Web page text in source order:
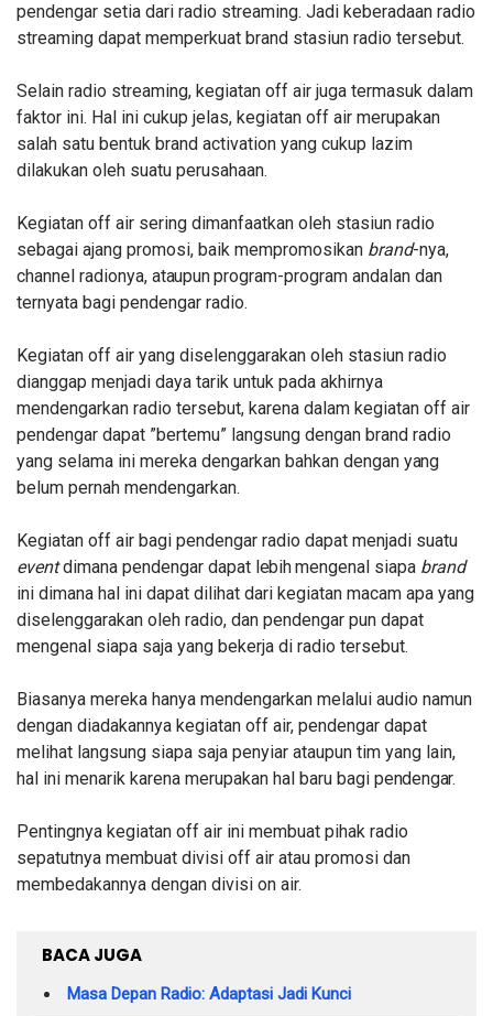
pendengar setia dari radio streaming. Jadi keberadaan radio
streaming dapat memperkuat brand stasiun radio tersebut.
Selain radio streaming, kegiatan off air juga termasuk dalam
faktor ini. Hal ini cukup jelas, kegiatan off air merupakan
salah satu bentuk brand activation yang cukup lazim
dilakukan oleh suatu perusahaan.
Kegiatan off air sering dimanfaatkan oleh stasiun radio
sebagai ajang promosi, baik mempromosikan brand-nya,
channel radionya, ataupunprogram-program andalan dan
ternyata bagi pendengar radio.
Kegiatan off air yang diselenggarakan oleh stasiun radio
dianggap menjadi daya tarik untuk pada akhirnya
mendengarkan radio tersebut, karena dalam kegiatan off air
pendengar dapat ”bertemu” langsung dengan brand radio
yang selama ini mereka dengarkan bahkan dengan yang
belum pernah mendengarkan.
Kegiatan off air bagi pendengar radio dapat menjadi suatu
eventdimana pendengar dapat lebihmengenal siapa brand
ini dimana hal ini dapat dilihat dari kegiatan macam apa yang
diselenggarakan oleh radio, dan pendengar pun dapat
mengenal siapa saja yang bekerja di radio tersebut.
Biasanya mereka hanya mendengarkan melalui audio namun
dengan diadakannya kegiatan off air, pendengar dapat
melihat langsung siapa saja penyiar ataupun tim yang lain,
hal ini menarik karena merupakan hal baru bagi pendengar.
Pentingnya kegiatan off air ini membuat pihak radio
sepatutnya membuat divisi off air atau promosi dan
membedakannya dengan divisi on air.
BACA JUGA
Masa Depan Radio: Adaptasi Jadi Kunci